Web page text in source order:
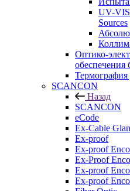
UV-
Sources
Оптико-
обеспечения
SCANCON
Назад
SCANCON
eCode
Ex-Cable
Ex-proof
Ex-proof
Ex-Proof
Ex-proof
Ex-proof